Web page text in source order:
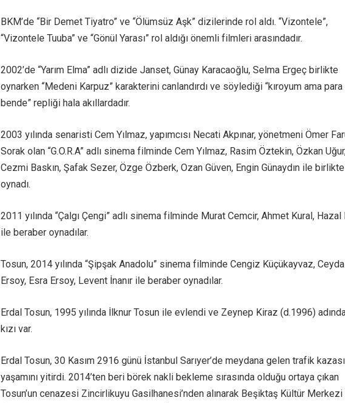
BKM’de “Bir Demet Tiyatro” ve “Ölümsüz Aşk” dizilerinde rol aldı. “Vizontele”,
“Vizontele Tuuba” ve “Gönül Yarası” rol aldığı önemli filmleri arasındadır.
2002’de “Yarım Elma” adlı dizide Janset, Günay Karacaoğlu, Selma Ergeç birlikte
oynarken “Medeni Karpuz” karakterini canlandırdı ve söylediği “kıroyum ama para
bende” repliği hala akıllardadır.
2003 yılında senaristi Cem Yılmaz, yapımcısı Necati Akpınar, yönetmeni Ömer
Sorak olan “G.O.R.A” adlı sinema filminde Cem Yılmaz, Rasim Öztekin, Özkan
Cezmi Baskın, Şafak Sezer, Özge Özberk, Ozan Güven, Engin Günaydın ile birlikte
oynadı.
2011 yılında “Çalgı Çengi” adlı sinema filminde Murat Cemcir, Ahmet Kural, Hazal
ile beraber oynadılar.
Tosun, 2014 yılında “Şipşak Anadolu” sinema filminde Cengiz Küçükayvaz, Ceyda
Ersoy, Esra Ersoy, Levent İnanır ile beraber oynadılar.
Erdal Tosun, 1995 yılında İlknur Tosun ile evlendi ve Zeynep Kiraz (d.1996)
kızı var.
Erdal Tosun, 30 Kasım 2916 günü İstanbul Sarıyer’de meydana gelen trafik
yaşamını yitirdi. 2014’ten beri börek nakli bekleme sırasında olduğu ortaya çıkan
Tosun’un cenazesi Zincirlikuyu Gasilhanesi’nden alınarak Beşiktaş Kültür Merkezi